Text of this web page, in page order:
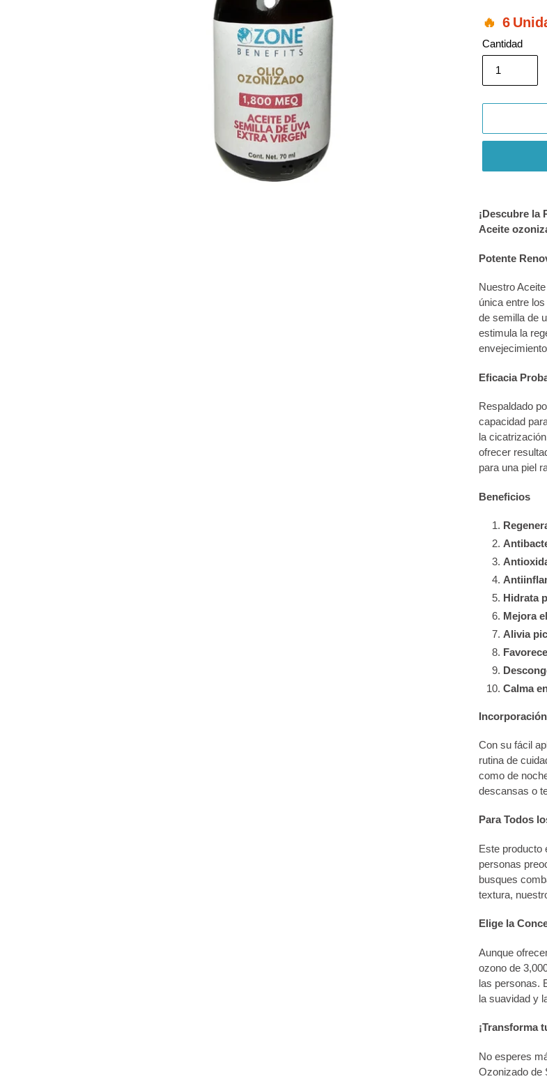
6
Cantidad
el
producto
tu
de
compra
¡Descubre la
Aceite
Potente
Nuestro
única entre
de semilla de
estimula la
Eficacia
Respaldado
capacidad
la
ofrecer
para una piel
Beneficios
Hidrata
Mejora
Alivia
Calma
Con su fácil
rutina de
como de
descansas o
Para Todos
Este producto
personas
busques
textura,
Elige la
Aunque
ozono de
las personas.
la suavidad y
¡Transforma
No esperes
Ozonizado de